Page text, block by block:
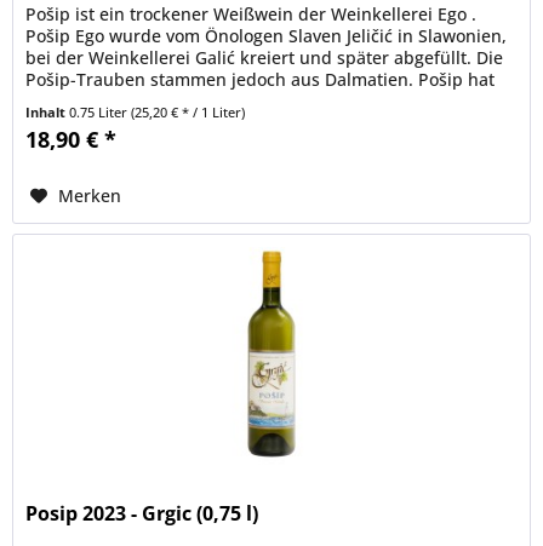
Pošip ist ein trockener Weißwein der Weinkellerei Ego .
Pošip Ego wurde vom Önologen Slaven Jeličić in Slawonien,
bei der Weinkellerei Galić kreiert und später abgefüllt. Die
Pošip-Trauben stammen jedoch aus Dalmatien. Pošip hat
Inhalt0.75 Liter(25,20 € * / 1 Liter)
18,90 € *
Merken
Posip 2023 - Grgic (0,75 l)